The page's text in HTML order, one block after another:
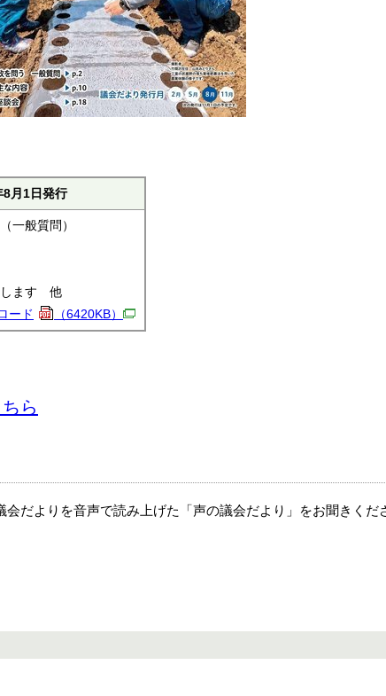
月1日発行
一般質問）
します 他
ード
（6420KB）
ら
だよりを音声で読み上げた「声の議会だより」をお聞きくだ